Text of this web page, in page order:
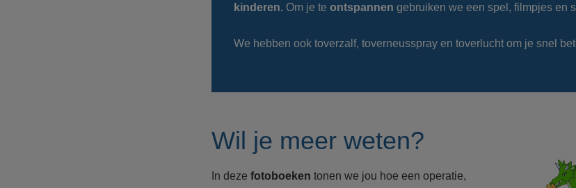
kinderen. Om je te ontspannen gebruiken we een spel, filmpjes en
We hebben ook toverzalf, toverneusspray en toverlucht om je snel
Wil je meer weten?
In deze fotoboeken tonen we jou hoe een operatie,